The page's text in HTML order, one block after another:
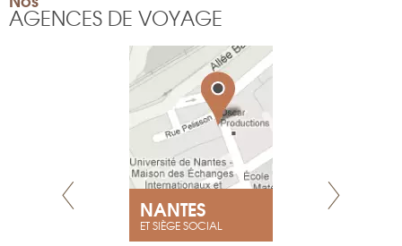
AGENCES DE VOYAGE
NANTES
ET SIÈGE SOCIAL